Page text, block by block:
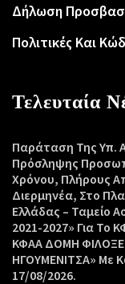
Δήλωση
Πολιτικές Και
Τελευταία
Παράταση Της Υπ.
Πρόσληψης
Χρόνου, Πλήρους
Διερμηνέα, Στο
Ελλάδας – Ταμείο
2021-2027» Για Το
ΚΦΑΑ ΔΟΜΗ
ΗΓΟΥΜΕΝΙΤΣΑ» Με
17/08/2026.